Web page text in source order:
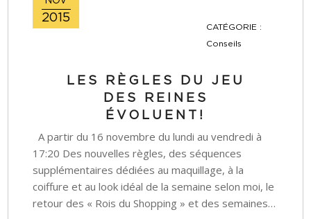
2015
CATÉGORIE :
Conseils
LES RÈGLES DU JEU
DES REINES
ÉVOLUENT!
A partir du 16 novembre du lundi au vendredi à
17:20 Des nouvelles règles, des séquences
supplémentaires dédiées au maquillage, à la
coiffure et au look idéal de la semaine selon moi, le
retour des « Rois du Shopping » et des semaines…